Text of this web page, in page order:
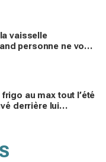
vaisselle
personne ne vous
au max tout l’été
derrière lui